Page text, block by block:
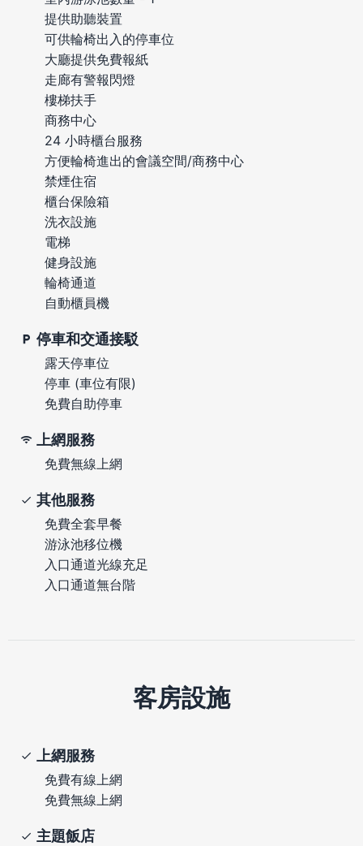
提供助聽裝置
可供輪椅出入的停車位
大廳提供免費報紙
走廊有警報閃燈
樓梯扶手
商務中心
24 小時櫃台服務
方便輪椅進出的會議空間/商務中心
禁煙住宿
櫃台保險箱
洗衣設施
電梯
健身設施
輪椅通道
自動櫃員機
停車和交通接駁
露天停車位
停車 (車位有限)
免費自助停車
上網服務
免費無線上網
其他服務
免費全套早餐
游泳池移位機
入口通道光線充足
入口通道無台階
客房設施
上網服務
免費有線上網
免費無線上網
主題飯店